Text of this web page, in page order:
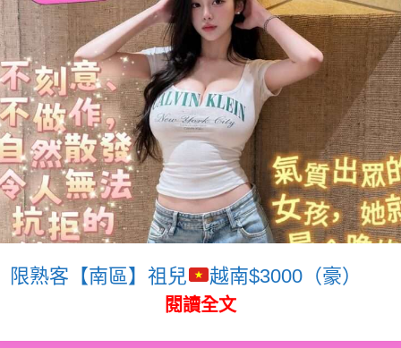
限熟客【南區】祖兒 越南$3000（豪）
閱讀全文